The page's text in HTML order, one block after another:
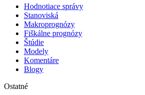
Hodnotiace správy
Stanoviská
Makroprognózy
Fiškálne prognózy
Štúdie
Modely
Komentáre
Blogy
Ostatné